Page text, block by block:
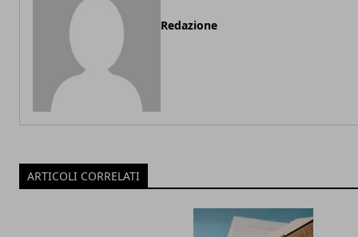
Redazione
ARTICOLI CORRELATI